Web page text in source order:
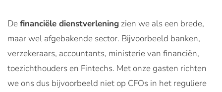
Definanciële dienstverlening zien we als een brede,
maar wel afgebakende sector. Bijvoorbeeld banken,
verzekeraars, accountants, ministerie van financiën,
toezichthouders en Fintechs. Met onze gasten richten
we ons dus bijvoorbeeld niet op CFOs in het reguliere